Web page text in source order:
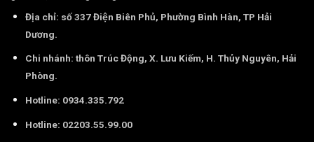
Địa chỉ: số 337 Điện Biên Phủ, Phường Bình Hàn, TP Hải
Dương.
Chi nhánh: thôn Trúc Động, X. Lưu Kiếm, H. Thủy Nguyên, Hải
Phòng.
Hotline: 0934.335.792
Hotline: 02203.55.99.00